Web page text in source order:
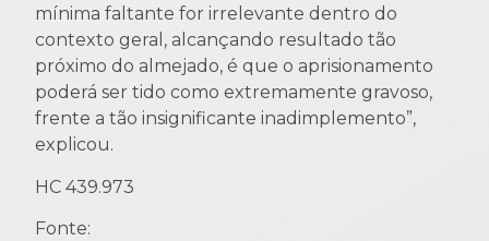
mínima faltante for irrelevante dentro do
contexto geral, alcançando resultado tão
próximo do almejado, é que o aprisionamento
poderá ser tido como extremamente gravoso,
frente a tão insignificante inadimplemento”,
explicou.
HC 439.973
Fonte: